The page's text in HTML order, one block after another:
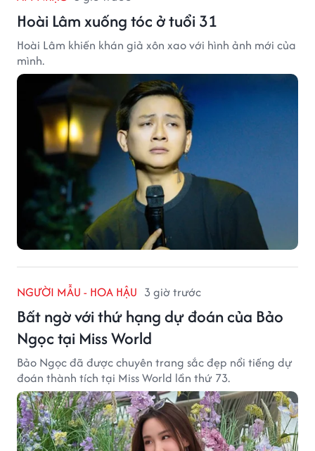
Hoài Lâm xuống tóc ở tuổi 31
Hoài Lâm khiến khán giả xôn xao với hình ảnh mới của
mình.
NGƯỜI MẪU - HOA HẬU 3 giờ trước
Bất ngờ với thứ hạng dự đoán của Bảo
Ngọc tại Miss World
Bảo Ngọc đã được chuyên trang sắc đẹp nổi tiếng dự
đoán thành tích tại Miss World lần thứ 73.